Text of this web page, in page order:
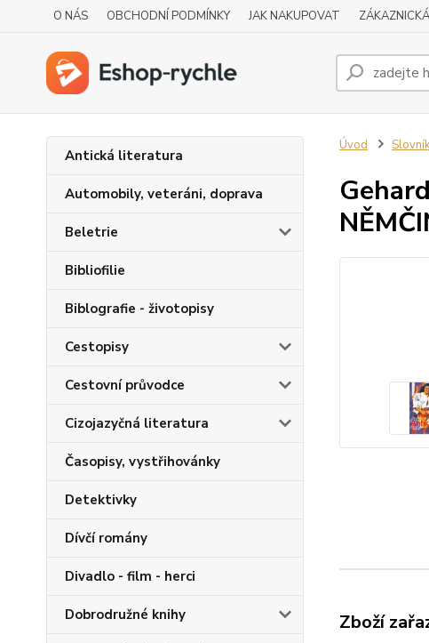
O NÁS OBCHODNÍ PODMÍNKY JAK NAKUPOVAT
Antická literatura
Automobily, veteráni, doprava
Beletrie
Bibliofilie
Biblografie - životopisy
Cestopisy
Cestovní průvodce
Cizojazyčná literatura
Časopisy, vystřihovánky
Detektivky
Dívčí romány
Divadlo - film - herci
Dobrodružné knihy
Úvod
Zboží